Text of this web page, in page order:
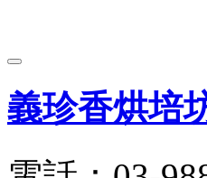
義珍香烘培